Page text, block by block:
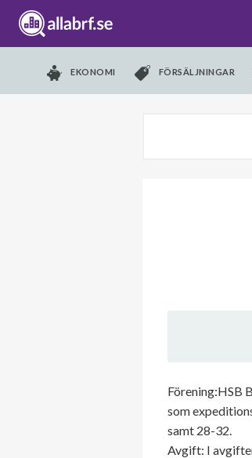
EKONOMI FÖRSÄLJNINGAR
Förening:HSB
som
samt 28-32.
Avgift: I